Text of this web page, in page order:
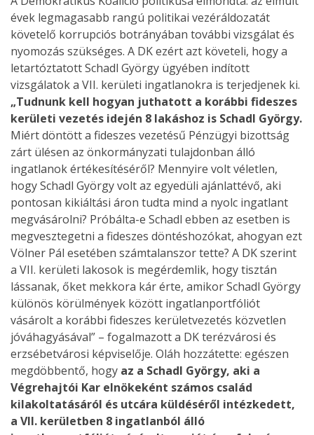
évek legmagasabb rangú politikai vezéráldozatát
követelő korrupciós botrányában további vizsgálat és
nyomozás szükséges. A DK ezért azt követeli, hogy a
letartóztatott Schadl György ügyében indított
vizsgálatok a VII. kerületi ingatlanokra is terjedjenek ki.
„Tudnunk kell hogyan juthatott a korábbi fideszes
kerületi vezetés idején 8 lakáshoz is Schadl György.
Miért döntött a fideszes vezetésű Pénzügyi bizottság
zárt ülésen az önkormányzati tulajdonban álló
ingatlanok értékesítéséről? Mennyire volt véletlen,
hogy Schadl György volt az egyedüli ajánlattévő, aki
pontosan kikiáltási áron tudta mind a nyolc ingatlant
megvásárolni? Próbálta-e Schadl ebben az esetben is
megvesztegetni a fideszes döntéshozókat, ahogyan ezt
Völner Pál esetében számtalanszor tette? A DK szerint
a VII. kerületi lakosok is megérdemlik, hogy tisztán
lássanak, őket mekkora kár érte, amikor Schadl György
különös körülmények között ingatlanportfóliót
vásárolt a korábbi fideszes kerületvezetés közvetlen
jóváhagyásával” – fogalmazott a DK terézvárosi és
erzsébetvárosi képviselője. Oláh hozzátette: egészen
megdöbbentő, hogy az a Schadl György, aki a
Végrehajtói Kar elnökeként számos család
kilakoltatásáról és utcára küldéséről intézkedett,
a VII. kerületben 8 ingatlanból álló